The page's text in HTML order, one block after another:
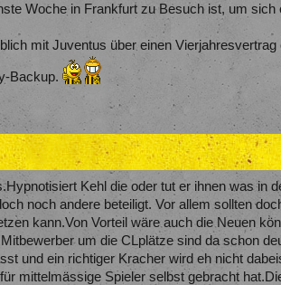
Woche in Frankfurt zu Besuch ist, um
mit Juventus über einen Vierjahresvertrag
Backup.
Kehl die oder tut er ihnen was in
noch andere beteiligt. Vor allem sollten
kann.Von Vorteil wäre auch die Neuen
um die CLplätze sind da schon
und ein richtiger Kracher wird eh nicht
mittelmässige Spieler selbst gebracht